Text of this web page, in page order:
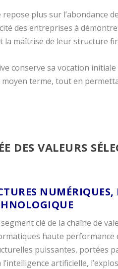
plus sur l’abondance
des entreprises à
la maîtrise de leur structure
conserve sa vocation
terme, tout en
DES VALEURS
NUMÉRIQUES,
clé de la chaîne de
haute performance
puissantes, portées
artificielle,